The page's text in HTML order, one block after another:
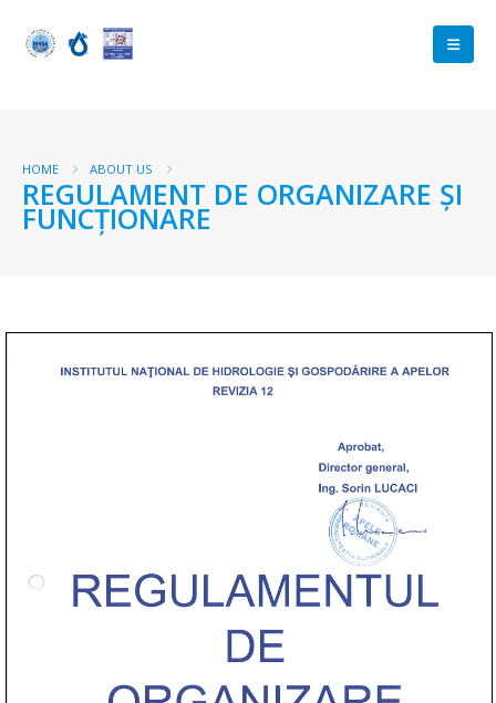
HOME ABOUT US
REGULAMENT DE ORGANIZARE ȘI
FUNCȚIONARE